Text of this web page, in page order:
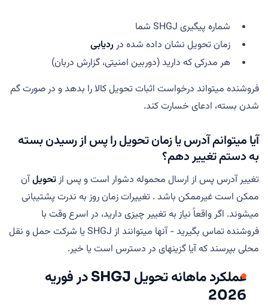
شماره پیگیری SHGJ شما
زمان تحویل نشان داده شده در ردیابی
هر مدرکی که دارید (دوربین امنیتی، گزارش دربان)
فروشنده میتواند درخواست اثبات تحویل کالا را بدهد و در صورت گم
شدن بسته، ادعای خسارت کند.
آیا میتوانم آدرس یا زمان تحویل را پس از رسیدن بسته
به دستم تغییر دهم؟
تغییر آدرس پس از ارسال محموله دشوار است و پس ازتحویلآن
ممکن است غیرممکن باشد . تغییرات زمان روز به ندرت پشتیبانی
میشوند. اگر واقعاً نیاز به تغییر چیزی دارید، در اسرع وقت با
فروشنده تماس بگیرید - آنها میتوانند از SHGJ یا شرکت حمل و نقل
محلی بپرسند که آیا گزینهای در دسترس است یا خیر.
عملکرد ماهانه تحویل SHGJ در فوریه
2026